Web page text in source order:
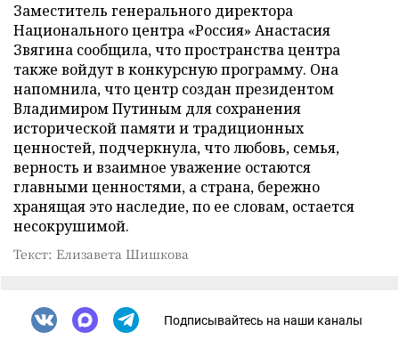
Заместитель генерального директора
Национального центра «Россия» Анастасия
Звягина сообщила, что пространства центра
также войдут в конкурсную программу. Она
напомнила, что центр создан президентом
Владимиром Путиным для сохранения
исторической памяти и традиционных
ценностей, подчеркнула, что любовь, семья,
верность и взаимное уважение остаются
главными ценностями, а страна, бережно
хранящая это наследие, по ее словам, остается
несокрушимой.
Текст: Елизавета Шишкова
Подписывайтесь на наши каналы